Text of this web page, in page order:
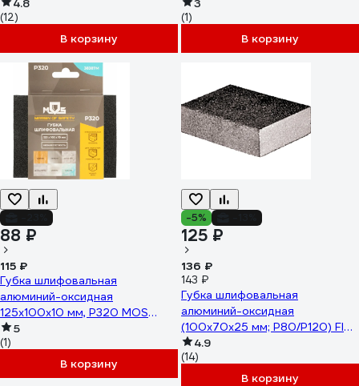
38352
4.8
(12)
В корзину
IT 38367
3
(1)
В корзину
88 ₽
115 ₽
Губка шлифовальная
алюминий-оксидная
125x100x10 мм, Р320 MOS
38387М
5
(1)
В корзину
-5%
125 ₽
136 ₽
143 ₽
Губка шлифовальная
алюминий-оксидная
(100х70х25 мм; Р80/Р120) FIT
IT 38368
4.9
(14)
В корзину